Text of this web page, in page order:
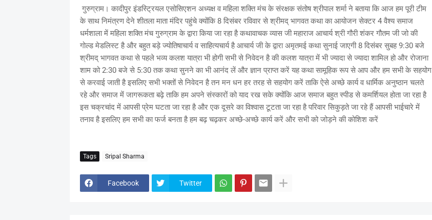
गुरुग्राम। कादीपुर इंडस्ट्रियल एसोसिएशन अध्यक्ष व महिला शक्ति मंच के संरक्षक संतोष श्रीपाल शर्मा ने बताया कि आज हम पूरी टीम
के साथ निमंत्रण देने शीतला माता मंदिर पहुंचे क्योंकि 8 दिसंबर रविवार से श्रीमद् भागवत कथा का आयोजन सेक्टर 4 वैश्य समाज
धर्मशाला में महिला शक्ति मंच गुरुग्राम के द्वारा किया जा रहा है कथावाचक व्यास जी महाराज आचार्य श्री गौरी शंकर गौतम जी जो की
गोल्ड मेडलिस्ट है और बहुत बड़े ज्योतिषाचार्य व साहित्यचार्य है आचार्य जी के द्वारा अमृतमई कथा सुनाई जाएगी 8 दिसंबर सुबह 9:30 बजे
श्रीमद् भागवत कथा से पहले भव्य कलश यात्रा भी होगी सभी से निवेदन है की कलश यात्रा में भी ज्यादा से ज्यादा शामिल हो और रोजाना
शाम को 2:30 बजे से 5:30 तक कथा सुनने का भी आनंद लें और ज्ञान प्राप्त करें यह कथा सामूहिक रूप से आप और हम सभी के सहयोग
से करवाई जाती है इसलिए सभी भक्तों से निवेदन है तन मन धन हर तरह से सहयोग करें ताकि ऐसे अच्छे कार्य व धार्मिक अनुष्ठान चलते
रहे और समाज में जागरूकता बढ़े ताकि हम अपने संस्कारों को याद रख सके क्योंकि आज समाज बहुत स्पीड से कमर्शियल होता जा रहा है
इस चक्रचांद में आपसी प्रेम घटता जा रहा है और एक दूसरे का विश्वास टूटता जा रहा है परिवार सिकुड़ते जा रहे हैं आपसी भाईचारे में
तनाव है इसलिए हम सभी का फर्ज बनता है हम बढ़ चढ़कर अच्छे-अच्छे कार्य करें और सभी को जोड़ने की कोशिश करें
Tags Sripal Sharma
Facebook Twitter